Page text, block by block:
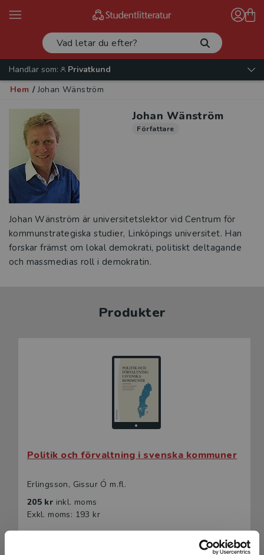
Handlar som:
Privatkund
Hem / Johan Wänström
Johan Wänström
Författare
Johan Wänström är universitetslektor vid Centrum för
kommunstrategiska studier, Linköpings universitet. Han
forskar främst om lokal demokrati, politiskt deltagande
och massmedias roll i demokratin.
Produkter
Politik och förvaltning i svenska kommuner
Erlingsson, Gissur Ó m.fl.
205 kr inkl. moms
Exkl. moms: 193 kr